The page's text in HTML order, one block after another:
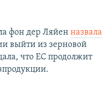
фон дер Ляйен назвала
выйти из зерновой
что ЕС продолжит